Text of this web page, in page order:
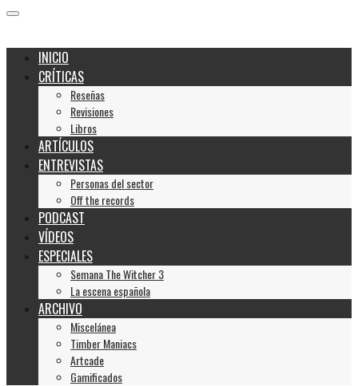
INICIO
CRÍTICAS
Reseñas
Revisiones
Libros
ARTÍCULOS
ENTREVISTAS
Personas del sector
Off the records
PODCAST
VÍDEOS
ESPECIALES
Semana The Witcher 3
La escena española
ARCHIVO
Miscelánea
Timber Maniacs
Artcade
Gamificados